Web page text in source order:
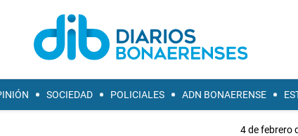
SOCIEDAD POLICIALES ADN BONAERENSE
4 de febrero